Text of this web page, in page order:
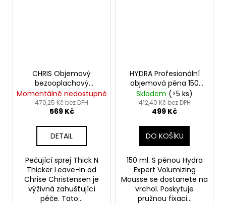
CHRIS Objemový
bezooplachový
kondiconér ve sreji -
Thick N Thicker Leave-
In Treatment
Momentálně nedostupné
470,25 Kč bez DPH
569 Kč
DETAIL
Pečující sprej Thick N
Thicker Leave-In od
Chrise Christensen je
výživná zahušťující
péče. Tato...
HYDRA Profesionální
objemová pěna 150
ml. - Expert Volumizing
Mousse
Skladem (>5 ks)
412,40 Kč bez DPH
499 Kč
DO KOŠÍKU
150 ml. S pěnou Hydra
Expert Volumizing
Mousse se dostanete na
vrchol. Poskytuje
pružnou fixaci...